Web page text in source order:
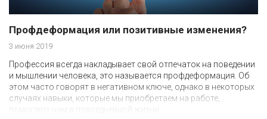
Профдеформация или позитивные изменения?
3 июня 2019
Профессия всегда накладывает свой отпечаток на поведении
и мышлении человека, это называется профдеформация. Об
этом часто говорят в негативном ключе, однако в некоторых
случаях навыки, которые мы приобретаем на работе,
помогают нам в повседневной жизни.